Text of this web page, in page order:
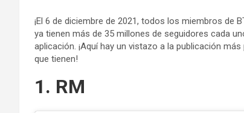
¡El 6 de diciembre de 2021, todos los miembros de
ya tienen más de 35 millones de seguidores cada
aplicación. ¡Aquí hay un vistazo a la publicación
que tienen!
1. RM